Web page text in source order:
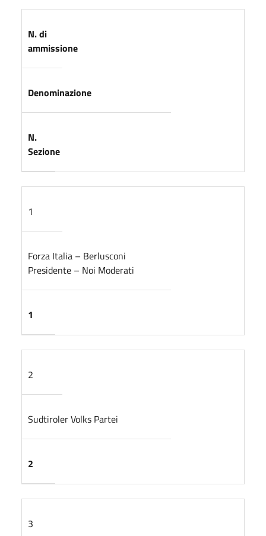
N. di
ammissione
Denominazione
N.
Sezione
1
Forza Italia – Berlusconi
Presidente – Noi Moderati
1
2
Sudtiroler Volks Partei
2
3